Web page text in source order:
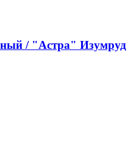
/ "Астра" Изумруд